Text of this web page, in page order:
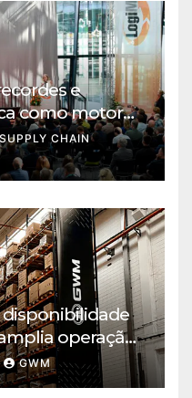
e
como motor
de incerteza
SUPPLY CHAIN
operação
GWM